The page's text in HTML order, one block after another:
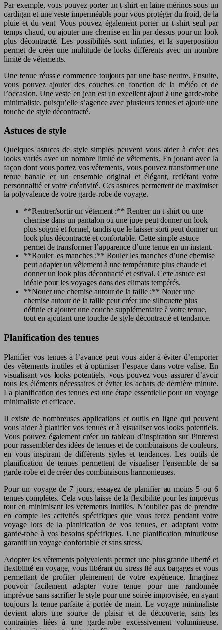
Par exemple, vous pouvez porter un t-shirt en laine mérinos sous un
cardigan et une veste imperméable pour vous protéger du froid, de la
pluie et du vent. Vous pouvez également porter un t-shirt seul par
temps chaud, ou ajouter une chemise en lin par-dessus pour un look
plus décontracté. Les possibilités sont infinies, et la superposition
permet de créer une multitude de looks différents avec un nombre
limité de vêtements.
Une tenue réussie commence toujours par une base neutre. Ensuite,
vous pouvez ajouter des couches en fonction de la météo et de
l’occasion. Une veste en jean est un excellent ajout à une garde-robe
minimaliste, puisqu’elle s’agence avec plusieurs tenues et ajoute une
touche de style décontracté.
Astuces de style
Quelques astuces de style simples peuvent vous aider à créer des
looks variés avec un nombre limité de vêtements. En jouant avec la
façon dont vous portez vos vêtements, vous pouvez transformer une
tenue banale en un ensemble original et élégant, reflétant votre
personnalité et votre créativité. Ces astuces permettent de maximiser
la polyvalence de votre garde-robe de voyage.
**Rentrer/sortir un vêtement :** Rentrer un t-shirt ou une
chemise dans un pantalon ou une jupe peut donner un look
plus soigné et formel, tandis que le laisser sorti peut donner un
look plus décontracté et confortable. Cette simple astuce
permet de transformer l’apparence d’une tenue en un instant.
**Rouler les manches :** Rouler les manches d’une chemise
peut adapter un vêtement à une température plus chaude et
donner un look plus décontracté et estival. Cette astuce est
idéale pour les voyages dans des climats tempérés.
**Nouer une chemise autour de la taille :** Nouer une
chemise autour de la taille peut créer une silhouette plus
définie et ajouter une couche supplémentaire à votre tenue,
tout en ajoutant une touche de style décontracté et tendance.
Planification des tenues
Planifier vos tenues à l’avance peut vous aider à éviter d’emporter
des vêtements inutiles et à optimiser l’espace dans votre valise. En
visualisant vos looks potentiels, vous pouvez vous assurer d’avoir
tous les éléments nécessaires et éviter les achats de dernière minute.
La planification des tenues est une étape essentielle pour un voyage
minimaliste et efficace.
Il existe de nombreuses applications et outils en ligne qui peuvent
vous aider à planifier vos tenues et à visualiser vos looks potentiels.
Vous pouvez également créer un tableau d’inspiration sur Pinterest
pour rassembler des idées de tenues et de combinaisons de couleurs,
en vous inspirant de différents styles et tendances. Les outils de
planification de tenues permettent de visualiser l’ensemble de sa
garde-robe et de créer des combinaisons harmonieuses.
Pour un voyage de 7 jours, essayez de planifier au moins 5 ou 6
tenues complètes. Cela vous laisse de la flexibilité pour les imprévus
tout en minimisant les vêtements inutiles. N’oubliez pas de prendre
en compte les activités spécifiques que vous ferez pendant votre
voyage lors de la planification de vos tenues, en adaptant votre
garde-robe à vos besoins spécifiques. Une planification minutieuse
garantit un voyage confortable et sans stress.
Adopter les vêtements polyvalents permet une plus grande liberté et
flexibilité en voyage, vous libérant du stress lié aux bagages et vous
permettant de profiter pleinement de votre expérience. Imaginez
pouvoir facilement adapter votre tenue pour une randonnée
imprévue sans sacrifier le style pour une soirée improvisée, en ayant
toujours la tenue parfaite à portée de main. Le voyage minimaliste
devient alors une source de plaisir et de découverte, sans les
contraintes liées à une garde-robe excessivement volumineuse.